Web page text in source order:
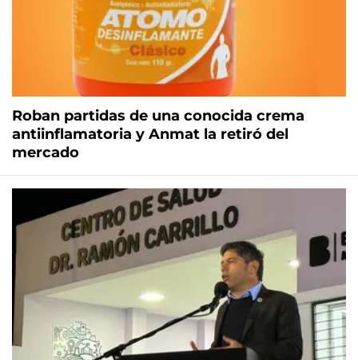
Roban partidas de una conocida crema
antiinflamatoria y Anmat la retiró del
mercado